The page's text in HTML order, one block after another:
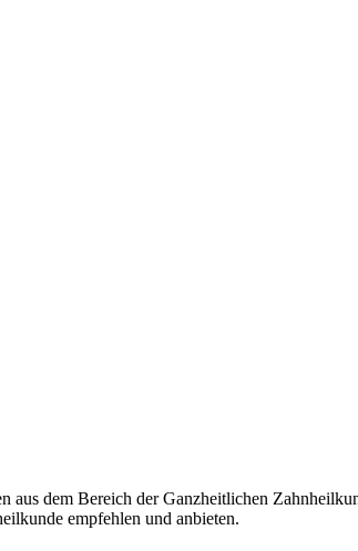
dem Bereich der Ganzheitlichen
empfehlen und anbieten.